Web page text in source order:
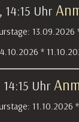
14:15 Uhr
13.09.2026
*
Uhr
11.10.2026 *